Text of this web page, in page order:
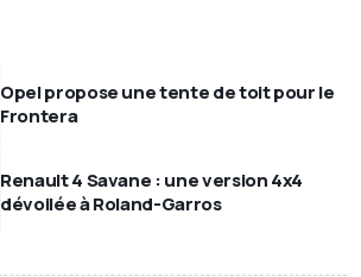
Opel propose une tente de toit pour le
Frontera
Renault 4 Savane : une version 4x4
dévoilée à Roland-Garros